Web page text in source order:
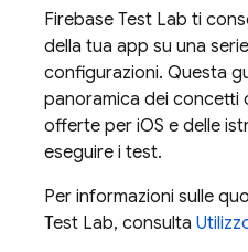
Firebase Test Lab ti
della tua app su una
configurazioni. Questa
panoramica dei concetti
offerte per iOS e delle
eseguire i test.
Per informazioni sulle
Test Lab, consulta